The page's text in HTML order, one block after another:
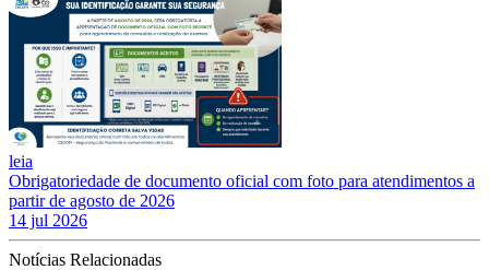
leia
Obrigatoriedade de documento oficial com foto para atendimentos a
partir de agosto de 2026
14 jul 2026
Notícias Relacionadas